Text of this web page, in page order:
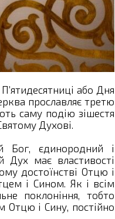
або Дня
прославляє третю
саму подію зішестя
Духові.
Бог, єдинородний і
Дух має властивості
достоїнстві Отцю і
і Сином. Як і всім
поклоніння, тобто
Отцю і Сину, постійно